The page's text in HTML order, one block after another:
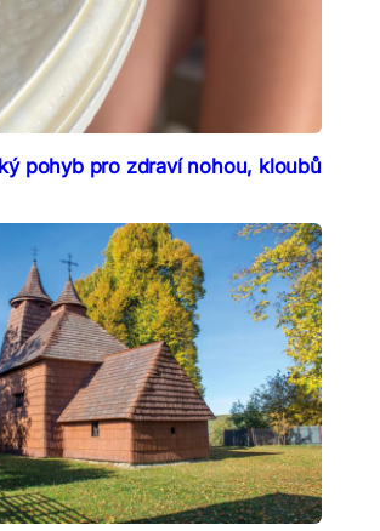
pohyb pro zdraví nohou, kloubů